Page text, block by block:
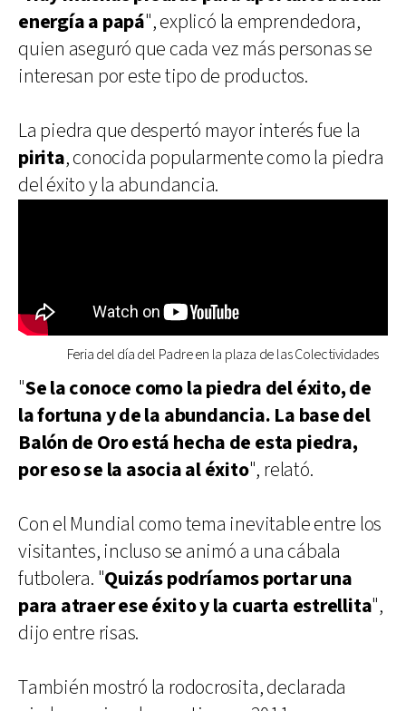
energía a papá", explicó la emprendedora,
quien aseguró que cada vez más personas se
interesan por este tipo de productos.
La piedra que despertó mayor interés fue la
pirita, conocida popularmente como la piedra
del éxito y la abundancia.
Feria del día del Padre en la plaza de las Colectividades
"Se la conoce como la piedra del éxito, de
la fortuna y de la abundancia. La base del
Balón de Oro está hecha de esta piedra,
por eso se la asocia al éxito", relató.
Con el Mundial como tema inevitable entre los
visitantes, incluso se animó a una cábala
futbolera. "Quizás podríamos portar una
para atraer ese éxito y la cuarta estrellita",
dijo entre risas.
También mostró la rodocrosita, declarada